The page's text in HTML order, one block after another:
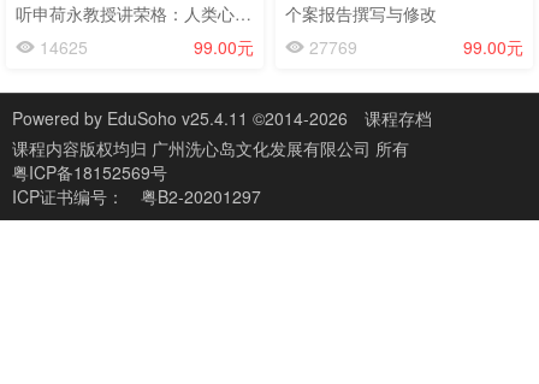
听申荷永教授讲荣格：人类心灵的探索者—【纪念荣格诞辰146周年】走近神秘的荣格
14625
99.00元
个案报告撰写与修改
27769
99.00元
Powered by EduSoho v25.4.11 ©2014-2026
课程存档
课程内容版权均归 广州洗心岛文化发展有限公司 所有
粤ICP备18152569号
ICP证书编号：
粤B2-20201297